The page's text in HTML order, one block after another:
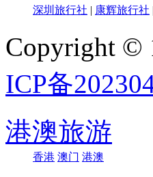
深圳旅行社 | 康辉旅行社
Copyright ©
ICP备
港澳旅游
香港 澳门 港澳